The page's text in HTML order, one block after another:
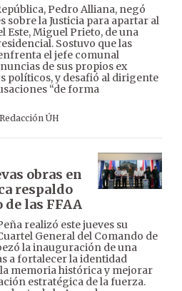
Pedro Alliana, negó
sobre la Justicia para apartar al
Este, Miguel Prieto, de una
Sostuvo que las
el jefe comunal
de sus propios ex
políticos, y desafió al dirigente
“de forma
Redacción ÚH
obras en
respaldo
las FFAA
realizó este jueves su
General del Comando de
la inauguración de una
a fortalecer la identidad
memoria histórica y mejorar
estratégica de la fuerza.